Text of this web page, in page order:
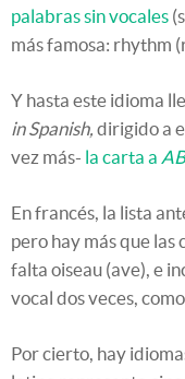
palabras sin vocales
más famosa: rhythm
Y hasta este idioma
in Spanish, dirigido a
vez más- la carta a
En francés, la lista
pero hay más que las
falta oiseau (ave), e
vocal dos veces,
Por cierto, hay